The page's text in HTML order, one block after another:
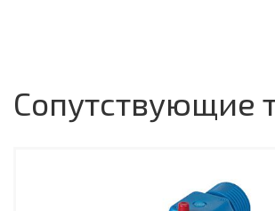
Сопутствующие